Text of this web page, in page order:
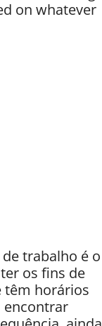
on whatever
trabalho é o
os fins de
têm horários
encontrar